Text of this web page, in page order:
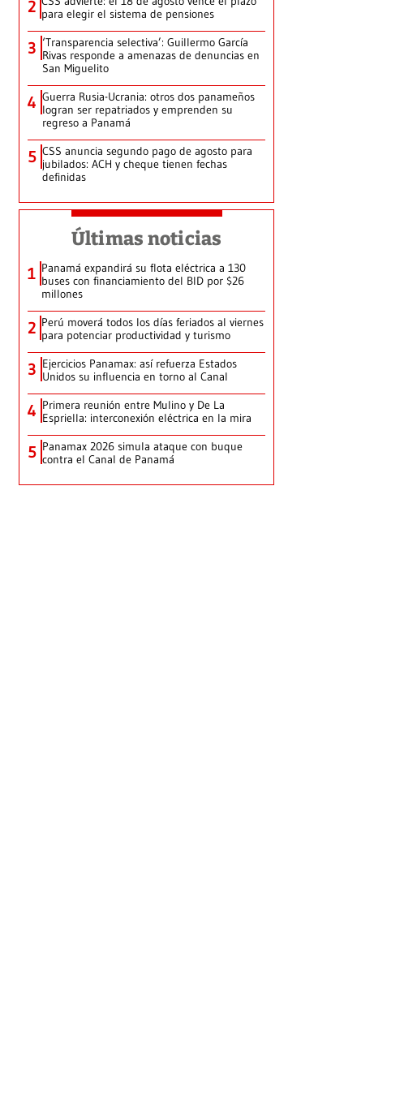
2 para elegir el sistema de pensiones
3 ‘Transparencia selectiva’: Guillermo García
Rivas responde a amenazas de denuncias en
San Miguelito
4 Guerra Rusia-Ucrania: otros dos panameños
logran ser repatriados y emprenden su
regreso a Panamá
5 CSS anuncia segundo pago de agosto para
jubilados: ACH y cheque tienen fechas
definidas
Últimas noticias
1 Panamá expandirá su flota eléctrica a 130
buses con financiamiento del BID por $26
millones
2 Perú moverá todos los días feriados al viernes
para potenciar productividad y turismo
3 Ejercicios Panamax: así refuerza Estados
Unidos su influencia en torno al Canal
4 Primera reunión entre Mulino y De La
Espriella: interconexión eléctrica en la mira
5 Panamax 2026 simula ataque con buque
contra el Canal de Panamá